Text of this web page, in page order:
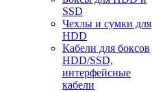
SSD
Чехлы и сумки для
HDD
Кабели для боксов
HDD/SSD,
интерфейсные
кабели